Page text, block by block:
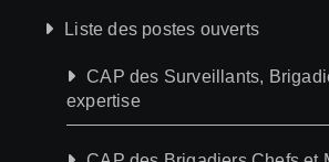
Liste des postes ouverts
CAP des Surveillants,
expertise